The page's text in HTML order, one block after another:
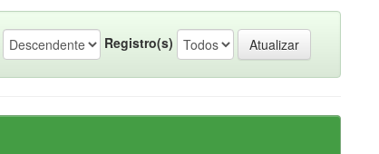
Registro(s)